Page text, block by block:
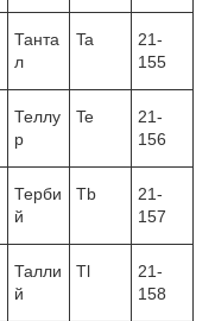
Танта
л
Ta
21-
155
Теллу
р
Te
21-
156
Терби
й
Tb
21-
157
Талли
й
Tl
21-
158